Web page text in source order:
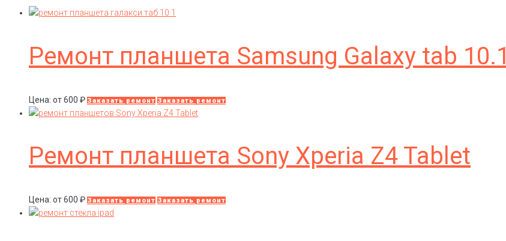
Ремонт планшета Samsung Galaxy tab 10.1
Цена: от600 ₽ Заказать ремонт Заказать ремонт
Ремонт планшета Sony Xperia Z4 Tablet
Цена: от600 ₽ Заказать ремонт Заказать ремонт